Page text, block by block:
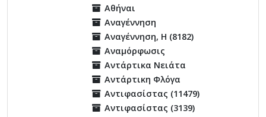
Αθήναι
Αναγέννηση
Αναγέννηση, Η (8182)
Αναμόρφωσις
Αντάρτικα Νειάτα
Αντάρτικη Φλόγα
Αντιφασίστας (11479)
Αντιφασίστας (3139)